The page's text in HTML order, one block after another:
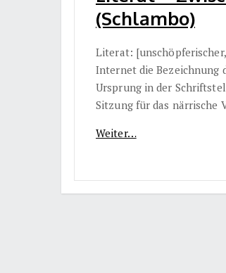
(Schlambo)
Literat:
Internet die Bezeichnung
Ursprung in der
Sitzung für das närrische
Weiter…